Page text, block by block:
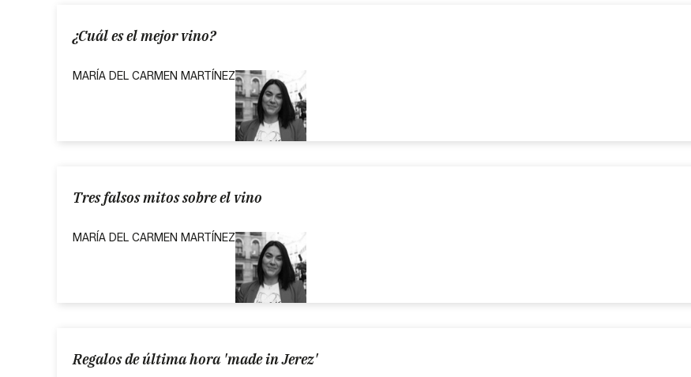
¿Cuál es el mejor vino?
MARÍA DEL CARMEN MARTÍNEZ
Tres falsos mitos sobre el vino
MARÍA DEL CARMEN MARTÍNEZ
Regalos de última hora 'made in Jerez'